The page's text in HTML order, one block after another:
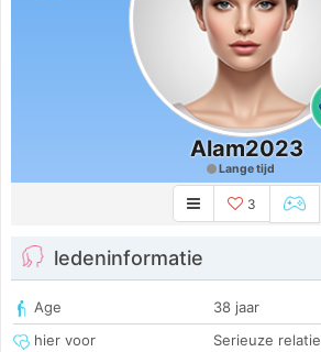
Alam2023
Lange tijd
3
ledeninformatie
Age
38 jaar
hier voor
Serieuze relatie